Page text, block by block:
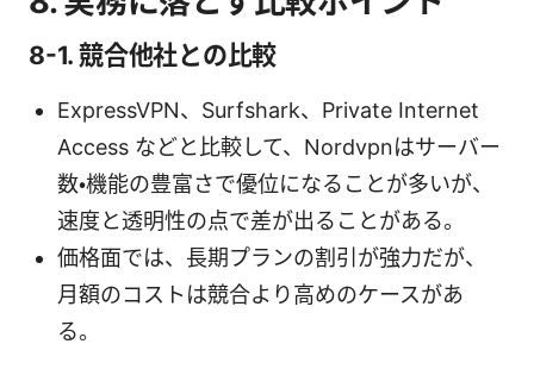
8-1. 競合他社との比較
ExpressVPN、Surfshark、Private Internet
Access などと比較して、Nordvpnはサーバー
数・機能の豊富さで優位になることが多いが、
速度と透明性の点で差が出ることがある。
価格面では、長期プランの割引が強力だが、
月額のコストは競合より高めのケースがあ
る。